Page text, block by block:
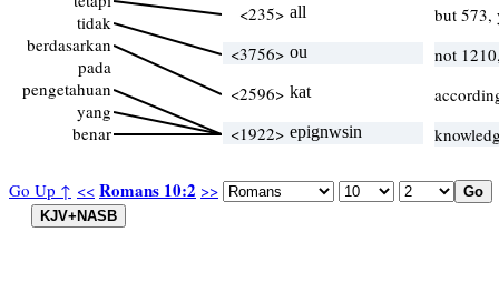
Go Up ↑ << Romans 10:2 >>
tidak
berdasarkan
pada
pengetahuan
yang
benar
<235> all
but 573,
<3756> ou
not
<2596> kat
<1922> epignwsin